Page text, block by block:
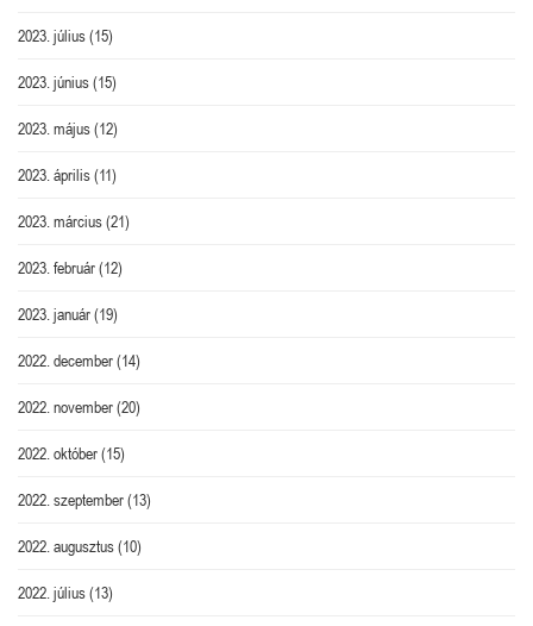
2023. július(15)
2023. június(15)
2023. május(12)
2023. április(11)
2023. március(21)
2023. február(12)
2023. január(19)
2022. december(14)
2022. november(20)
2022. október(15)
2022. szeptember(13)
2022. augusztus(10)
2022. július(13)